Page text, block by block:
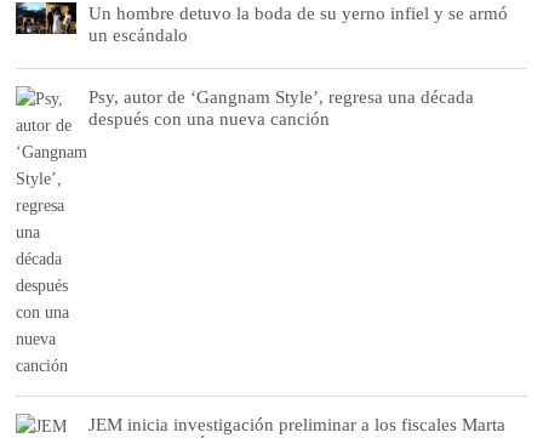
Un hombre detuvo la boda de su yerno infiel y se armó
un escándalo
Psy, autor de ‘Gangnam Style’, regresa una década
después con una nueva canción
JEM inicia investigación preliminar a los fiscales Marta